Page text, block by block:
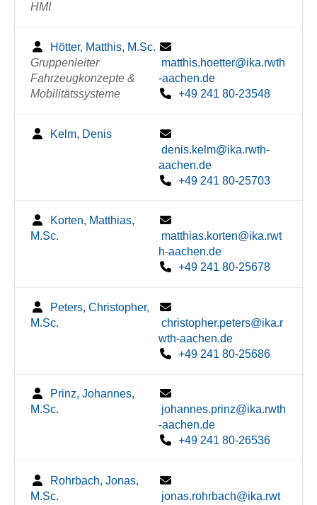
HMI
Hötter, Matthis, M.Sc.
Gruppenleiter
Fahrzeugkonzepte &
Mobilitätssysteme
matthis.hoetter@ika.rwth
-aachen.de
+49 241 80-23548
Kelm, Denis
denis.kelm@ika.rwth-
aachen.de
+49 241 80-25703
Korten, Matthias,
M.Sc.
matthias.korten@ika.rwt
h-aachen.de
+49 241 80-25678
Peters, Christopher,
M.Sc.
christopher.peters@ika.r
wth-aachen.de
+49 241 80-25686
Prinz, Johannes,
M.Sc.
johannes.prinz@ika.rwth
-aachen.de
+49 241 80-26536
Rohrbach, Jonas,
M.Sc.
jonas.rohrbach@ika.rwt